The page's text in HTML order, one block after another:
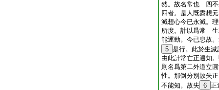
然。故名常也 四不
四者。是人既盡想
滅想心今已永滅。
所度。計以爲常 生
能運動。今已息故
5 是行。此於生
由此計常亡正遍知
則名爲第二外道立
性。那倒分別故失
不能知。故失 6 正